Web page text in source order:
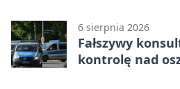
6 sierpnia 2026
Fałszywy
kontrolę nad